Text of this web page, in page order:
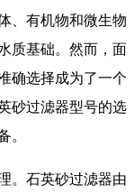
、有机物和微生物
质基础。然而，面
确选择成为了一个
砂过滤器型号的选
。
。石英砂过滤器由